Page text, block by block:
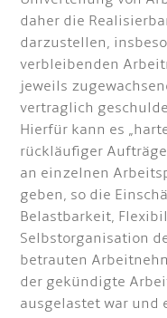
daher die
darzustellen,
verbleibenden
jeweils
vertraglich
Hierfür kann es
rückläufiger
an einzelnen
geben, so die
Belastbarkeit,
Selbstorganisation
betrauten
der gekündigte
ausgelastet war und